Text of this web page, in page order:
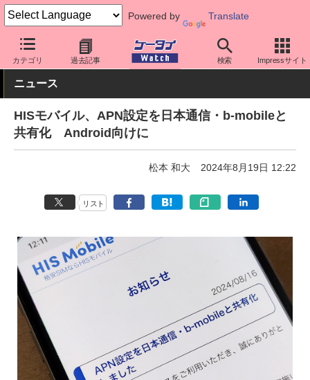
Powered by Translate
カテゴリ 過去記事 検索 Impressサイト
ケータイ Watch 格安スマホ/格安SIM 格安SIM/MVNO HISモバ
ニュース
HISモバイル、APN設定を日本通信・b-mobileと
共有化 Android向けに
松本 和大 2024年8月19日 12:22
リスト